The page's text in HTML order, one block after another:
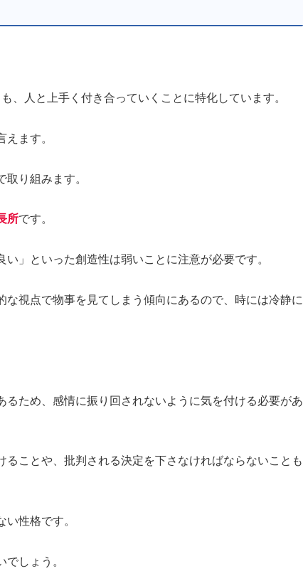
、人と上手く付き合っていくことに特化しています。
ます。
り組みます。
所です。
」といった創造性は弱いことに注意が必要です。
視点で物事を見てしまう傾向にあるので、時には冷静に
ため、感情に振り回されないように気を付ける必要があ
ことや、批判される決定を下さなければならないことも
性格です。
しょう。